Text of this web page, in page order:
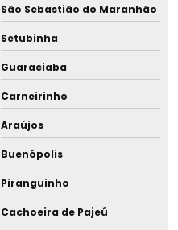
São Sebastião do Maranhão
Setubinha
Guaraciaba
Carneirinho
Araújos
Buenópolis
Piranguinho
Cachoeira de Pajeú